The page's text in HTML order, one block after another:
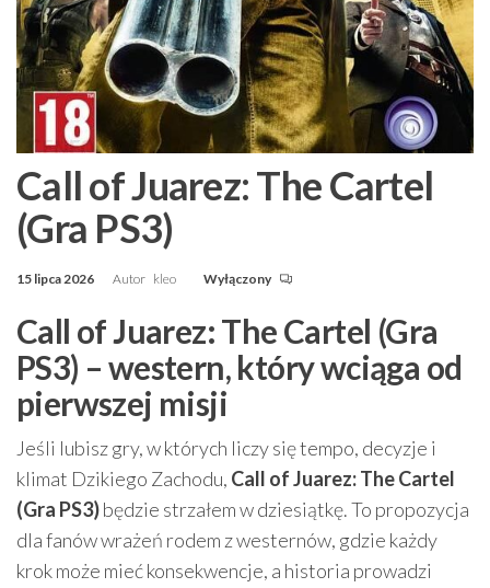
Call of Juarez: The Cartel
(Gra PS3)
15 lipca 2026 Autor kleo Wyłączony
Call of Juarez: The Cartel (Gra
PS3) – western, który wciąga od
pierwszej misji
Jeśli lubisz gry, w których liczy się tempo, decyzje i
klimat Dzikiego Zachodu, Call of Juarez: The Cartel
(Gra PS3)będzie strzałem w dziesiątkę. To propozycja
dla fanów wrażeń rodem z westernów, gdzie każdy
krok może mieć konsekwencje, a historia prowadzi